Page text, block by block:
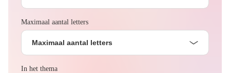
Maximaal aantal letters
Maximaal aantal letters
In het thema